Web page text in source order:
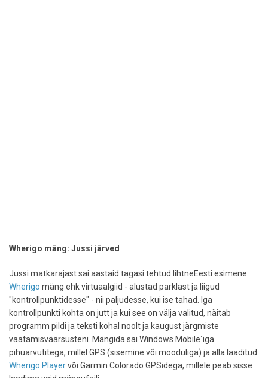
Wherigo mäng: Jussi järved
Jussi matkarajast sai aastaid tagasi tehtud lihtneEesti esimene
Wherigo mäng ehk virtuaalgiid - alustad parklast ja liigud
"kontrollpunktidesse" - nii paljudesse, kui ise tahad. Iga
kontrollpunkti kohta on jutt ja kui see on välja valitud, näitab
programm pildi ja teksti kohal noolt ja kaugust järgmiste
vaatamisväärsusteni. Mängida sai Windows Mobile´iga
pihuarvutitega, millel GPS (sisemine või mooduliga) ja alla laaditud
Wherigo Playervõi Garmin Colorado GPSidega, millele peab sisse